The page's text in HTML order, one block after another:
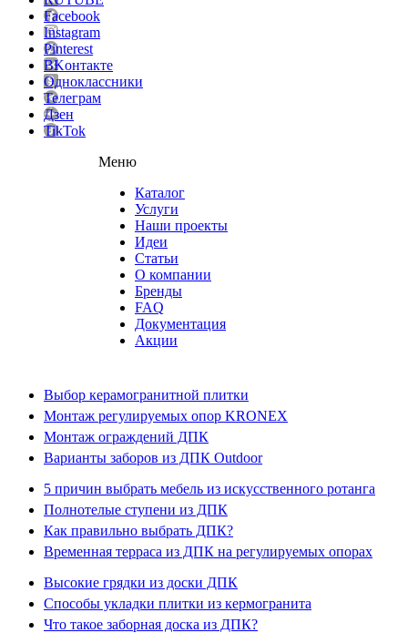
Facebook
Instagram
Pinterest
ВKонтакте
Одноклассники
Телеграм
Дзен
TikTok
Меню
Каталог
Услуги
Наши проекты
Идеи
Статьи
О компании
Бренды
FAQ
Документация
Акции
Выбор керамогранитной плитки
Монтаж регулируемых опор KRONEX
Монтаж ограждений ДПК
Варианты заборов из ДПК Outdoor
5 причин выбрать мебель из искусственного ротанга
Полнотелые ступени из ДПК
Как правильно выбрать ДПК?
Временная терраса из ДПК на регулируемых опорах
Высокие грядки из доски ДПК
Способы укладки плитки из кермогранита
Что такое заборная доска из ДПК?